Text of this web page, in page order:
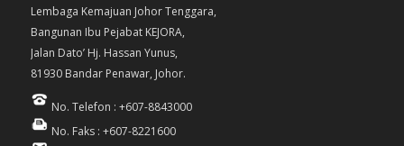
Lembaga Kemajuan Johor Tenggara,
Bangunan Ibu Pejabat KEJORA,
Jalan Dato’ Hj. Hassan Yunus,
81930 Bandar Penawar, Johor.
No. Telefon : +607-8843000
No. Faks : +607-8221600